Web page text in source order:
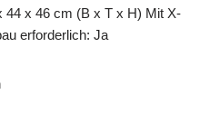
44 x 46 cm (B x T x H) Mit X-
erforderlich: Ja